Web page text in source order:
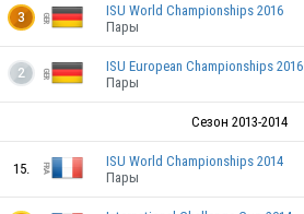
3
ISU World Championships 2016
Пары
2
ISU European Championships 2016
Пары
Сезон 2013-2014
15.
ISU World Championships 2014
Пары